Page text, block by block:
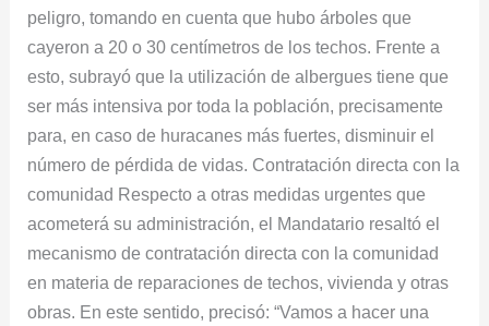
peligro, tomando en cuenta que hubo árboles que
cayeron a 20 o 30 centímetros de los techos. Frente a
esto, subrayó que la utilización de albergues tiene que
ser más intensiva por toda la población, precisamente
para, en caso de huracanes más fuertes, disminuir el
número de pérdida de vidas. Contratación directa con​​ la
comunidad ​Respecto a otras medidas urgentes que
acometerá su administración, el Mandatario resaltó el
mecanismo de contratación directa con la comunidad
en materia de reparaciones de techos, vivienda y otras
obras. En este sentido, precisó: “Vamos a hacer una